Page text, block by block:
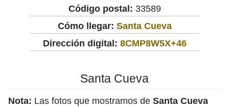
Código postal: 33589
Cómo llegar: Santa Cueva
Dirección digital: 8CMP8W5X+46
Santa Cueva
Nota: Las fotos que mostramos de Santa Cueva